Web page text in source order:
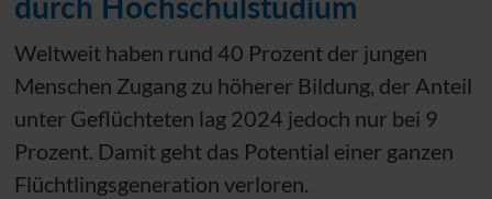
Weltweit haben rund 40 Prozent der jungen
Menschen Zugang zu höherer Bildung, der Anteil
unter Geflüchteten lag 2024 jedoch nur bei 9
Prozent. Damit geht das Potential einer ganzen
Flüchtlingsgeneration verloren.